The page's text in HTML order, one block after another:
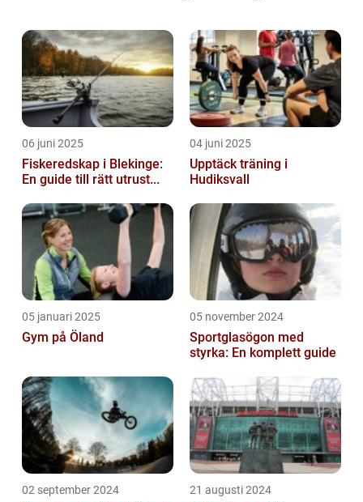
natursköna l&...
06 juni 2025
Fiskeredskap i Blekinge:
En guide till rätt utrust...
04 juni 2025
Upptäck träning i
Hudiksvall
05 januari 2025
Gym på Öland
05 november 2024
Sportglasögon med
styrka: En komplett guide
02 september 2024 21 augusti 2024